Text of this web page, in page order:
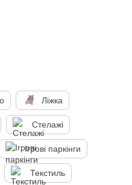
Ліжка
Стелажі
Ігрові паркінги
Текстиль